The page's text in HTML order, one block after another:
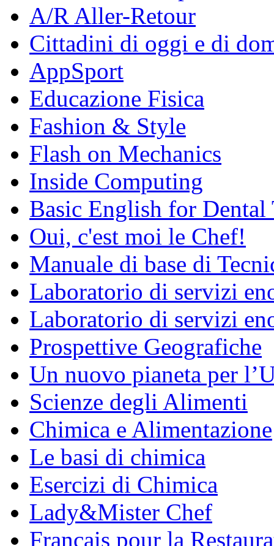
A/R Aller-Retour
Cittadini di oggi e di
AppSport
Educazione Fisica
Fashion & Style
Flash on Mechanics
Inside Computing
Basic English for Dental
Oui, c'est moi le Chef!
Manuale di base di
Laboratorio di servizi
Laboratorio di servizi
Prospettive Geografiche
Un nuovo pianeta per
Scienze degli Alimenti
Chimica e Alimentazione
Le basi di chimica
Esercizi di Chimica
Lady&Mister Chef
Français pour la